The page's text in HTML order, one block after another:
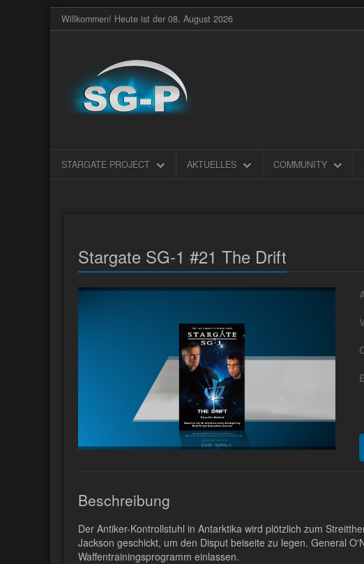
Willkommen! Heute ist der 08. August 2026
STARGATE PROJECT AKTUELLES COMMUNITY
Stargate SG-1 #21 The Drift
Beschreibung
Der Antiker-Kontrollstuhl in Antarktika wird plötzlich zum
Jackson geschickt, um den Disput beiseite zu legen. General
Waffentrainingsprogramm einlassen.